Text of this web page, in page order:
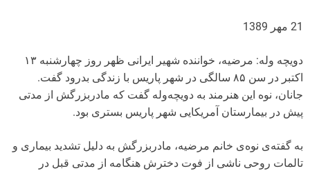
21 مهر 1389
دویچه وله: مرضیه، خواننده شهیر ایرانی ظهر روز چهارشنبه ۱۳
اکتبر در سن ۸۵ سالگی در شهر پاریس با زندگی بدرود گفت.
جانان، نوه این هنرمند به دویچه‌وله گفت که مادربزرگش از مدتی
پیش در بیمارستان آمریکایی شهر پاریس بستری بود.
به گفته‌ی نوه‌ی خانم مرضیه، مادربزرگش به دلیل تشدید بیماری و
تالمات روحی ناشی از فوت دخترش هنگامه از مدتی قبل در